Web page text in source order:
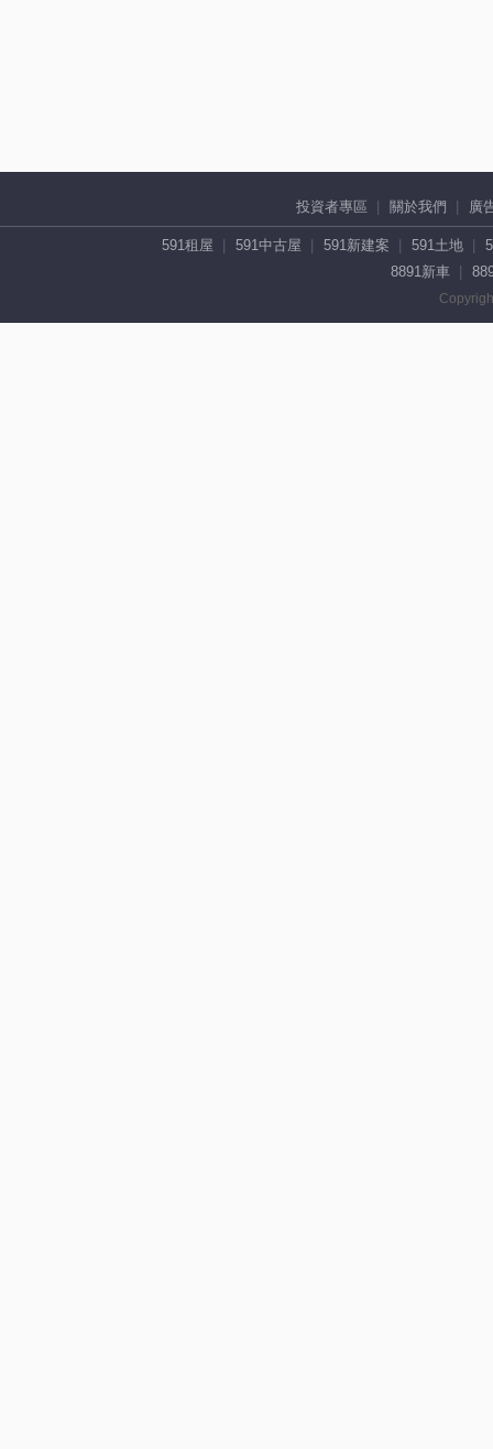
投資者專區 關於我們 廣
591租屋 591中古屋 591新建案 591土地
8891新車